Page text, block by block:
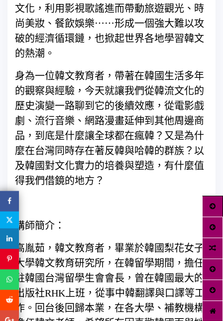
文化，利用影視歌謠進而帶動旅遊觀光、時
尚美妝、餐飲娛樂⋯⋯形成一個強大難以攻
破的經濟循環鏈，也掀起世界各地學習韓文
的熱潮。
身為一位韓文教育者，帶著在韓國生活多年
的觀察與經驗，今天就讓我們從韓流文化的
歷史演變一路聊到它的後續效應，從電影戲
劇、流行音樂、網路漫畫延伸到其他周邊商
品，到底是什麼讓全球都在瘋韓？又是為什
麼在台灣同時存在著反韓與哈韓的群族？以
及韓國對文化實力的培養與塑造，有什麼值
得我們借鏡的地方？
講師簡介：
高胤茹，韓文教育者，畢業於韓國梨花女子
大學韓文教育研究所，在韓留學期間，擔任
駐韓國台灣留學生會會長，曾在韓國最大的
出版社RHK上班，從事中韓翻譯與口譯等工
作。回台後回歸本業，在各大學、補教機構